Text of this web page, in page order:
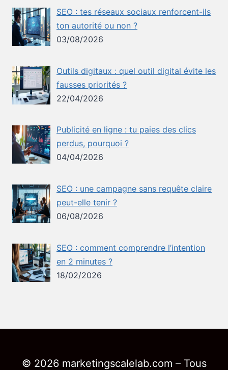
SEO : tes réseaux sociaux renforcent-ils
ton autorité ou non ?
03/08/2026
Outils digitaux : quel outil digital évite les
fausses priorités ?
22/04/2026
Publicité en ligne : tu paies des clics
perdus, pourquoi ?
04/04/2026
SEO : une campagne sans requête claire
peut-elle tenir ?
06/08/2026
SEO : comment comprendre l’intention
en 2 minutes ?
18/02/2026
© 2026 marketingscalelab.com – Tous